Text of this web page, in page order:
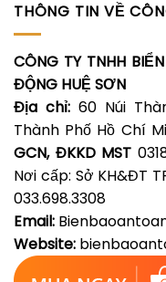
THÔNG TIN VỀ
CÔNG TY TNHH
ĐỘNG HUỆ SƠN
Địa chỉ: 60 Núi
Thành Phố Hồ Chí
GCN, ĐKKD MST
Nơi cấp: Sở KH&ĐT
033.698.3308
Email:
Website: